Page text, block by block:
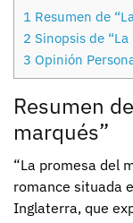
1 Resumen de
2 Sinopsis de
3 Opinión
Resumen
marqués”
“La promesa del
romance situada
Inglaterra, que